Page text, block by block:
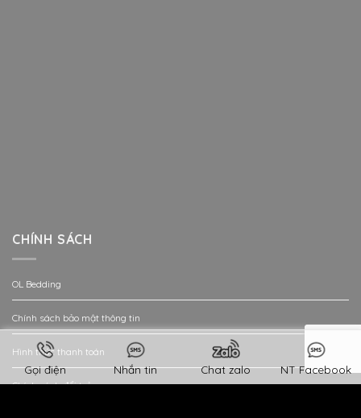
CHÍNH SÁCH
OL Bedding
Chính sách bảo mật thông tin
Hình thức thanh toán
Chính sách đổi trả
Gọi điện Nhắn tin Chat zalo NT Facebook